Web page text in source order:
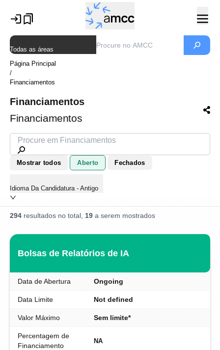
Todas as áreas
Página Principal
/
Financiamentos
Financiamentos
Financiamentos
Mostrar todos Aberto Fechados
Idioma Da Candidatura - Antigo
294 resultados no total, 19 a serem mostrados
Bolsas de Relatórios de IA
Data de Abertura Ongoing
Data Limite Not defined
Valor Máximo Sem limite*
Percentagem de
Financiamento
NA